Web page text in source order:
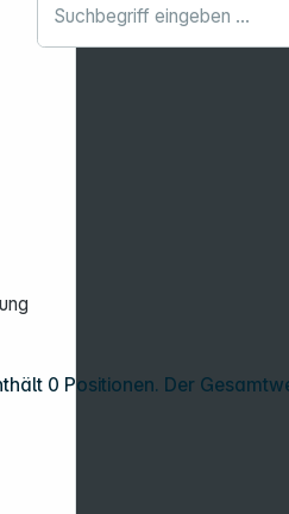
0 Positionen. Der